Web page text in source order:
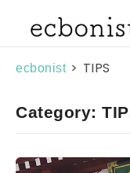
ecbonist > TIPS
Category: